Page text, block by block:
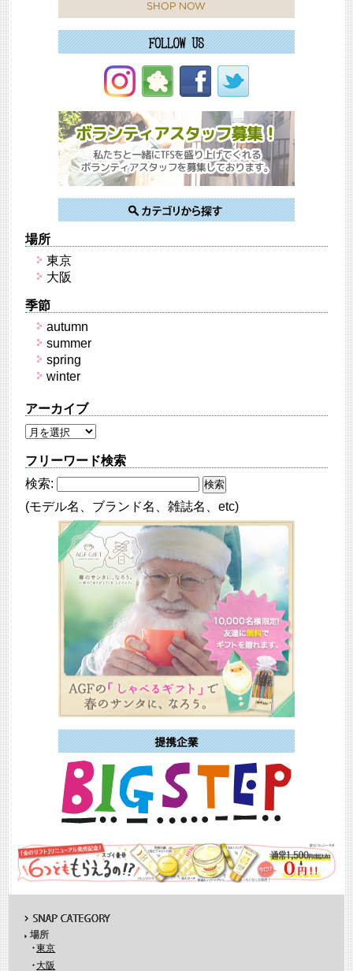
場所
東京
大阪
季節
autumn
summer
spring
winter
アーカイブ
フリーワード検索
検索:
(モデル名、ブランド名、雑誌名、etc)
場所
東京
大阪